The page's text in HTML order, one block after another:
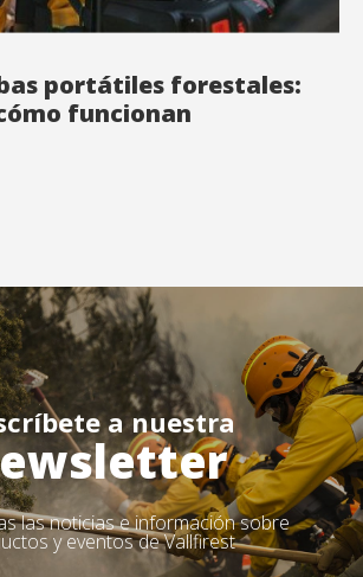
portátiles forestales:
funcionan
a nuestra
las noticias e información sobre
y eventos de Vallfirest